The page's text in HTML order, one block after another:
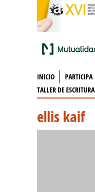
INICIO PARTICIPA
TALLER DE ESCRITURA
ellis kaif